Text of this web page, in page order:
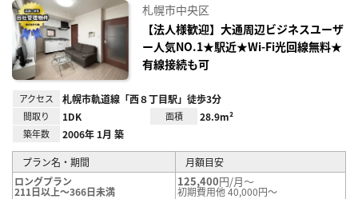
録
札幌市中央区
【法人様歓迎】大通周辺ビジネスユーザ
ー人気NO.1★駅近★Wi-Fi光回線無料★
有線接続も可
アクセス 札幌市軌道線「西８丁目駅」徒歩3分
間取り 1DK 面積 28.9m²
築年数 2006年 1月 築
プラン名・期間
月額目安
ロングプラン
211日以上～366日未満
125,400円/月～
初期費用他 40,000円～